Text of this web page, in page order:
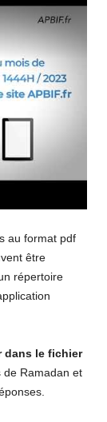
au format pdf
être
répertoire
dans le fichier
de Ramadan et